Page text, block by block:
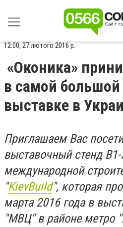
12:00, 27 лютого 2016 р.
«Оконика»
в самой большой
выставке в
Приглашаем Вас
выставочный стенд
международной
"KievBuild", которая
марта 2016 года в
"МВЦ" в районе метро